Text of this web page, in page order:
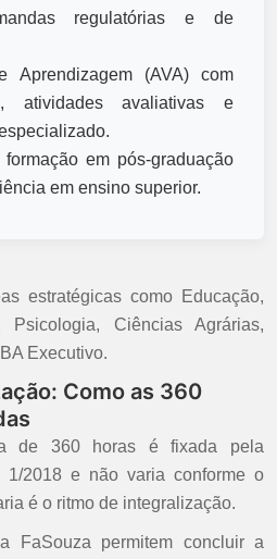
regulatórias e de
Aprendizagem (AVA) com
atividades avaliativas e
em pós-graduação
em ensino superior.
estratégicas como Educação,
Psicologia, Ciências Agrárias,
Executivo.
Como as 360
de 360 horas é fixada pela
1/2018 e não varia conforme o
é o ritmo de integralização.
FaSouza permitem concluir a